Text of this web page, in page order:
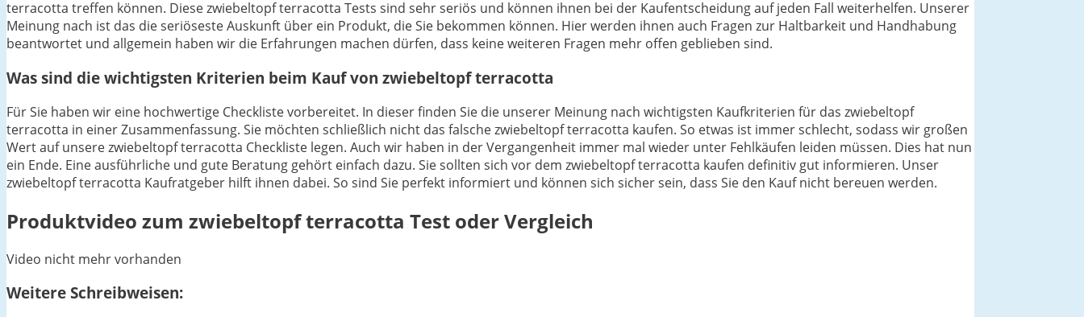
terracotta treffen können. Diese zwiebeltopf terracotta Tests sind sehr seriös und können ihnen bei der Kaufentscheidung auf jeden Fall weiterhelfen. Unserer
Meinung nach ist das die seriöseste Auskunft über ein Produkt, die Sie bekommen können. Hier werden ihnen auch Fragen zur Haltbarkeit und Handhabung
beantwortet und allgemein haben wir die Erfahrungen machen dürfen, dass keine weiteren Fragen mehr offen geblieben sind.
Was sind die wichtigsten Kriterien beim Kauf von zwiebeltopf terracotta
Für Sie haben wir eine hochwertige Checkliste vorbereitet. In dieser finden Sie die unserer Meinung nach wichtigsten Kaufkriterien für das zwiebeltopf
terracotta in einer Zusammenfassung. Sie möchten schließlich nicht das falsche zwiebeltopf terracotta kaufen. So etwas ist immer schlecht, sodass wir großen
Wert auf unsere zwiebeltopf terracotta Checkliste legen. Auch wir haben in der Vergangenheit immer mal wieder unter Fehlkäufen leiden müssen. Dies hat nun
ein Ende. Eine ausführliche und gute Beratung gehört einfach dazu. Sie sollten sich vor dem zwiebeltopf terracotta kaufen definitiv gut informieren. Unser
zwiebeltopf terracotta Kaufratgeber hilft ihnen dabei. So sind Sie perfekt informiert und können sich sicher sein, dass Sie den Kauf nicht bereuen werden.
Produktvideo zum zwiebeltopf terracotta Test oder Vergleich
Video nicht mehr vorhanden
Weitere Schreibweisen: